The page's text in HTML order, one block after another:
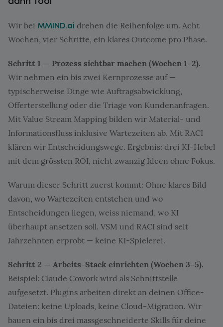
Wir bei MMIND.ai drehen die Reihenfolge um. Acht
Wochen, vier Schritte, ein klares Outcome pro Phase.
Schritt 1 — Prozess sichtbar machen (Wochen 1–2).
Wir nehmen ein bis zwei Kernprozesse auf —
typischerweise Dinge wie Auftragsabwicklung,
Offerterstellung oder die Triage von Kundenanfragen.
Mit Value Stream Mapping bilden wir Material- und
Informationsfluss inklusive Wartezeiten ab. Mit RACI
klären wir Entscheidungswege. Ergebnis: drei KI-Hebel
mit dem grössten ROI, nicht zwanzig Ideen ohne Fokus.
Warum dieser Schritt zuerst kommt: Ohne klares Bild
davon, wo Wartezeiten entstehen und wo
Entscheidungen liegen, weiss niemand, wo KI
überhaupt ansetzen soll. VSM und RACI sind seit
Jahrzehnten erprobt — keine KI-Spielerei.
Schritt 2 — Arbeits-Stack einrichten (Wochen 3–5).
Beispiel: Claude Cowork wird als Schnittstelle
aufgesetzt. Plugins arbeiten direkt an deinen Office-
Dateien: keine Uploads, keine Cloud-Migration. Wir
bauen ein bis drei massgeschneiderte Skills für deine